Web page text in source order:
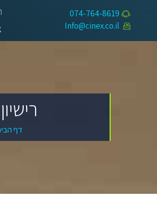
074-764-8619​
Info@cinex.co.il
דף